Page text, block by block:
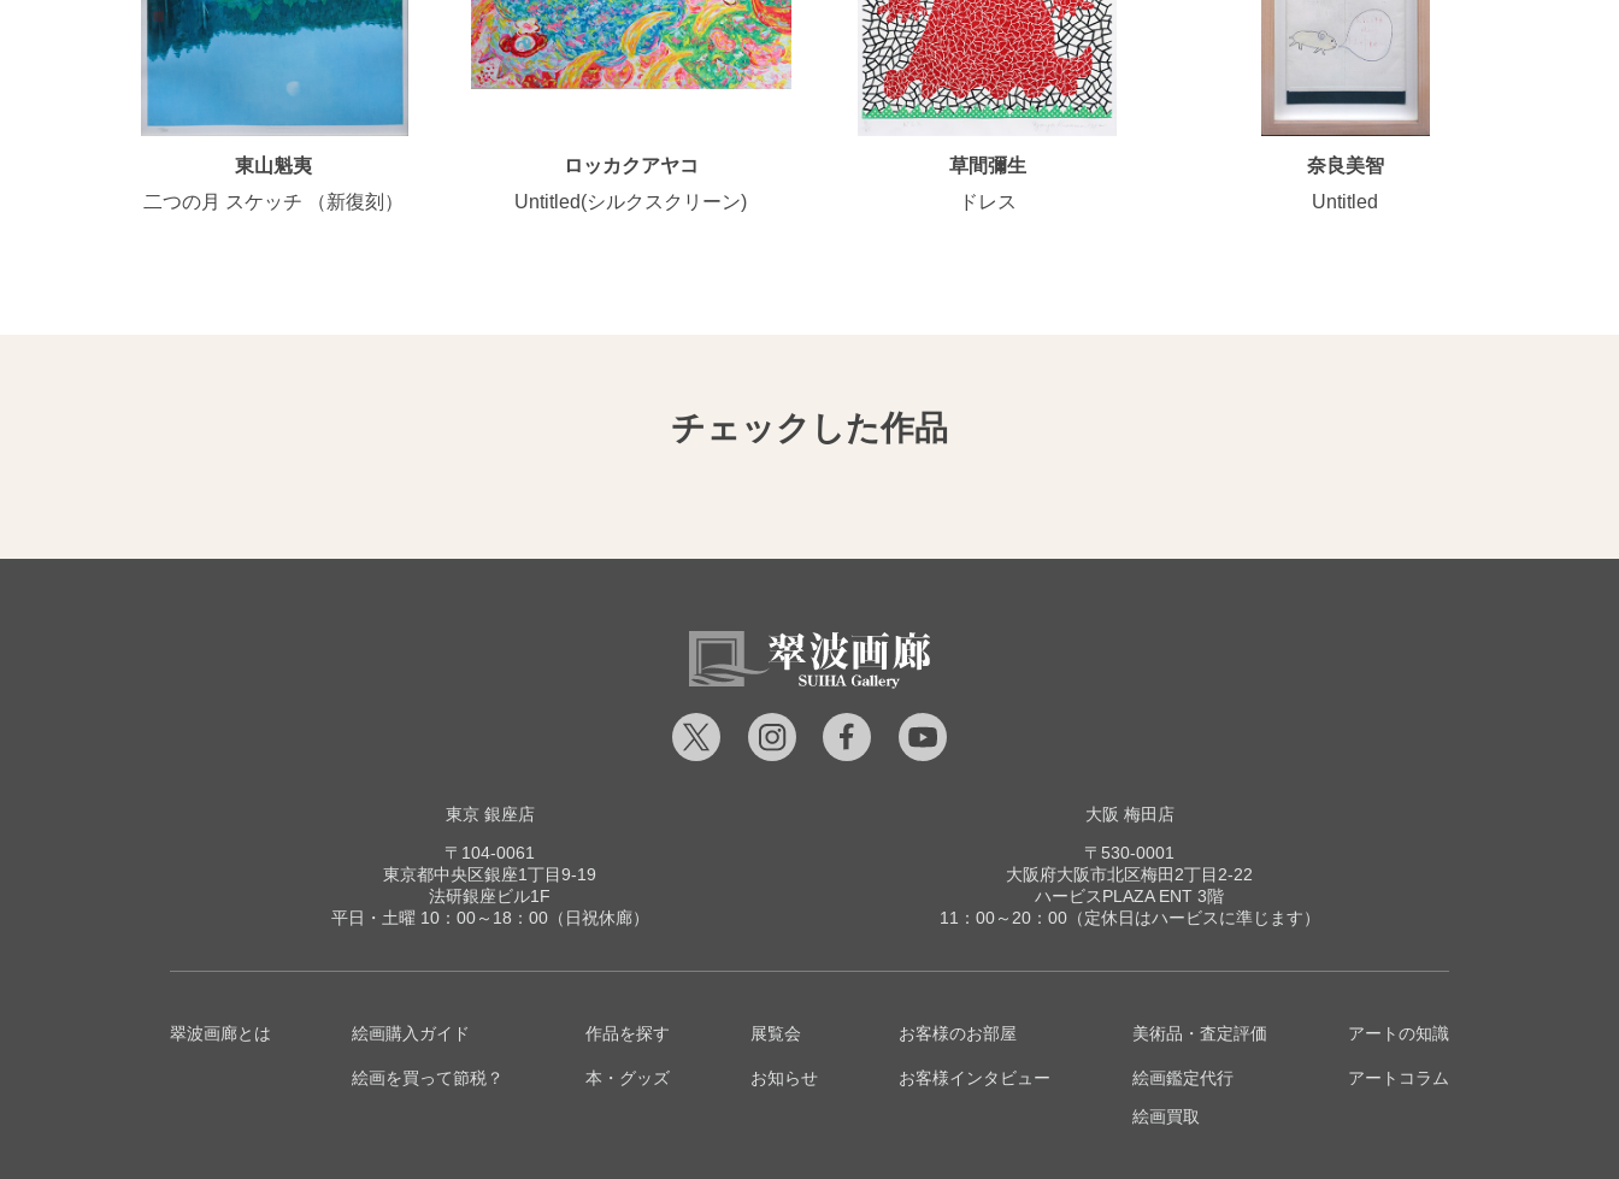
東山魁夷
二つの月 スケッチ （新復刻）
ロッカクアヤコ
Untitled(シルクスクリーン)
草間彌生
ドレス
奈良美智
Untitled
チェックした作品
東京 銀座店
〒104-0061
東京都中央区銀座1丁目9-19
法研銀座ビル1F
平日・土曜 10：00～18：00（日祝休廊）
大阪 梅田店
〒530-0001
大阪府大阪市北区梅田2丁目2-22
ハービスPLAZA ENT 3階
11：00～20：00（定休日はハービスに準じます）
翠波画廊とは 絵画購入ガイド
絵画を買って節税？
作品を探す
本・グッズ
展覧会
お知らせ
お客様のお部屋
お客様インタビュー
美術品・査定評価
絵画鑑定代行
絵画買取
アートの知識
アートコラム